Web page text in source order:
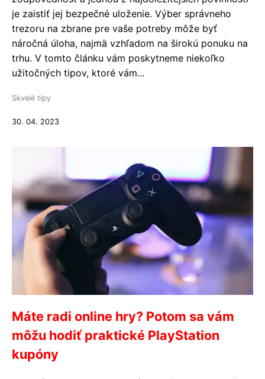
je zaistiť jej bezpečné uloženie. Výber správneho
trezoru na zbrane pre vaše potreby môže byť
náročná úloha, najmä vzhľadom na širokú ponuku na
trhu. V tomto článku vám poskytneme niekoľko
užitočných tipov, ktoré vám...
Skvelé tipy
30. 04. 2023
Máte radi online hry? Potom sa vám
môžu hodiť praktické PlayStation
kupóny